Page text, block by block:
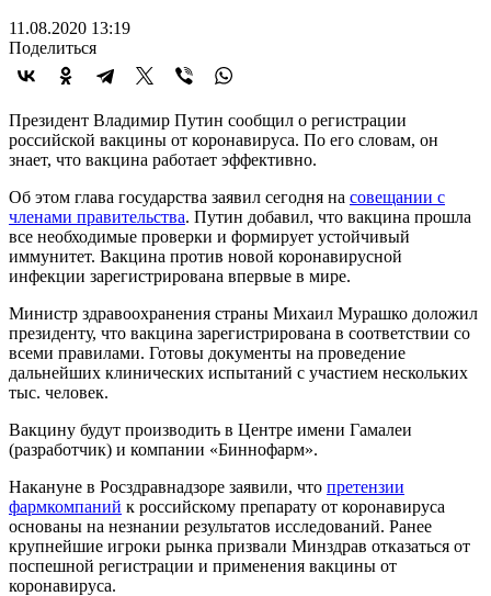
11.08.2020 13:19
Поделиться
Президент Владимир Путин сообщил о регистрации
российской вакцины от коронавируса. По его словам, он
знает, что вакцина работает эффективно.
Об этом глава государства заявил сегодня на совещании с
членами правительства. Путин добавил, что вакцина прошла
все необходимые проверки и формирует устойчивый
иммунитет. Вакцина против новой коронавирусной
инфекции зарегистрирована впервые в мире.
Министр здравоохранения страны Михаил Мурашко доложил
президенту, что вакцина зарегистрирована в соответствии со
всеми правилами. Готовы документы на проведение
дальнейших клинических испытаний с участием нескольких
тыс. человек.
Вакцину будут производить в Центре имени Гамалеи
(разработчик) и компании «Биннофарм».
Накануне в Росздравнадзоре заявили, что претензии
фармкомпаний к российскому препарату от коронавируса
основаны на незнании результатов исследований. Ранее
крупнейшие игроки рынка призвали Минздрав отказаться от
поспешной регистрации и применения вакцины от
коронавируса.